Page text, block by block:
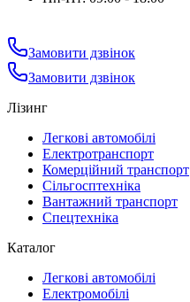
Замовити дзвінок
Замовити дзвінок
Лізинг
Легкові автомобілі
Електротранспорт
Комерційний транспорт
Сільгосптехніка
Вантажний транспорт
Спецтехніка
Каталог
Легкові автомобілі
Електромобілі